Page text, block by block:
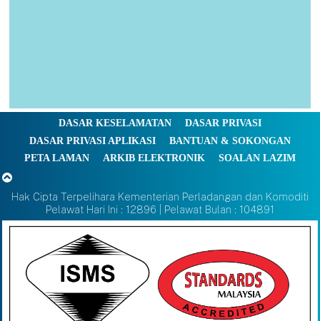
DASAR KESELAMATAN
DASAR PRIVASI
DASAR PRIVASI APLIKASI
BANTUAN & SOKONGAN
PETA LAMAN
ARKIB ELEKTRONIK SOALAN LAZIM
Hak Cipta Terpelihara Kementerian Perladangan dan Komoditi
Pelawat Hari Ini : 12896 | Pelawat Bulan : 104891